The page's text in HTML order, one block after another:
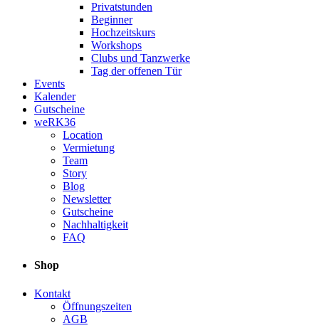
Privatstunden
Beginner
Hochzeitskurs
Workshops
Clubs und Tanzwerke
Tag der offenen Tür
Events
Kalender
Gutscheine
weRK36
Location
Vermietung
Team
Story
Blog
Newsletter
Gutscheine
Nachhaltigkeit
FAQ
Shop
Kontakt
Öffnungszeiten
AGB